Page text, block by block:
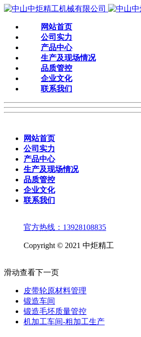
网站首页
公司实力
产品中心
生产及现场情况
品质管控
企业文化
联系我们
网站首页
公司实力
产品中心
生产及现场情况
品质管控
企业文化
联系我们
官方热线：13928108835
Copyright © 2021 中炬精工
滑动查看下一页
皮带轮原材料管理
锻造车间
锻造毛坯质量管控
机加工车间-粗加工生产